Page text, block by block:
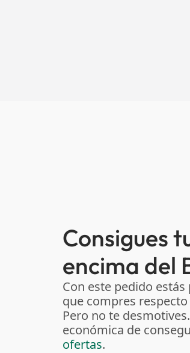
Consigues
encima del
Con este pedido estás
que compres respecto
Pero no te
económica de
ofertas.